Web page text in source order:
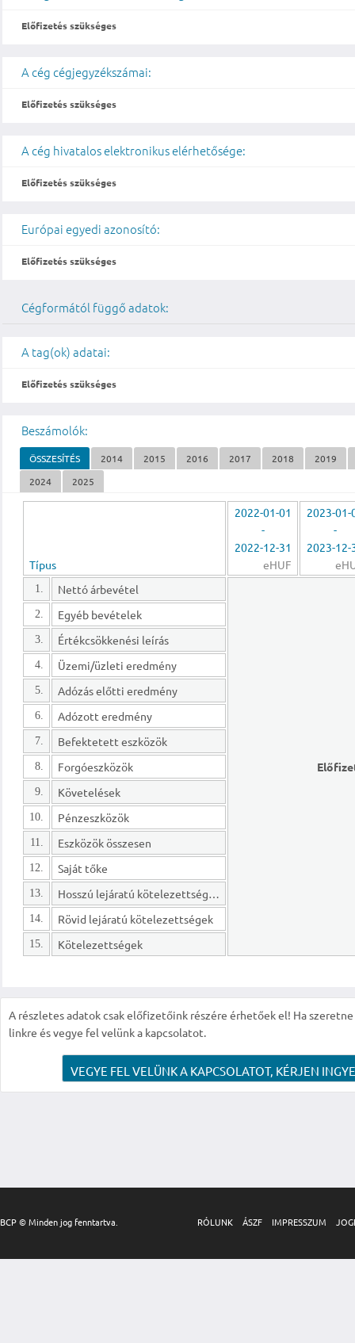
Előfizetés szükséges
A cég cégjegyzékszámai:
Előfizetés szükséges
A cég hivatalos elektronikus elérhetősége:
Előfizetés szükséges
Európai egyedi azonosító:
Előfizetés szükséges
Cégformától függő adatok:
A tag(ok) adatai:
Előfizetés szükséges
Beszámolók:
ÖSSZESÍTÉS 2014 2015 2016 2017 2018
2019
2024
2025
Típus
2022-01-01
-
2022-12-31
eHUF
2023-01-
-
2023-12-
1. Nettó árbevétel
2. Egyéb bevételek
3. Értékcsökkenési leírás
4. Üzemi/üzleti eredmény
5. Adózás előtti eredmény
6. Adózott eredmény
7. Befektetett eszközök
8. Forgóeszközök
9. Követelések
10. Pénzeszközök
11. Eszközök összesen
12. Saját tőke
13. Hosszú lejáratú kötelezettségek
14. Rövid lejáratú kötelezettségek
15. Kötelezettségek
A részletes adatok csak előfizetőink részére érhetőek el! Ha
linkre és vegye fel velünk a kapcsolatot.
VEGYE FEL VELÜNK A KAPCSOLATOT, KÉRJEN
BCP © Minden jog fenntartva. RÓLUNK ÁSZF IMPRESSZUM